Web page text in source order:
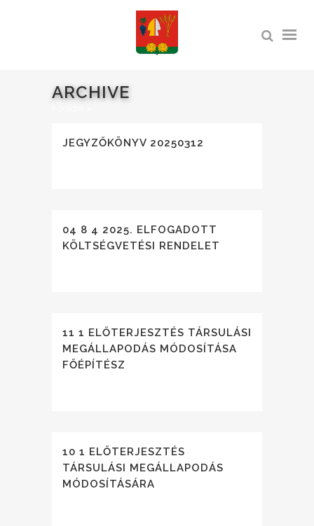
ARCHIVE
JEGYZŐKÖNYV 20250312
04 8 4 2025. ELFOGADOTT
KÖLTSÉGVETÉSI RENDELET
11 1 ELŐTERJESZTÉS TÁRSULÁSI
MEGÁLLAPODÁS MÓDOSÍTÁSA
FŐÉPÍTÉSZ
10 1 ELŐTERJESZTÉS
TÁRSULÁSI MEGÁLLAPODÁS
MÓDOSÍTÁSÁRA